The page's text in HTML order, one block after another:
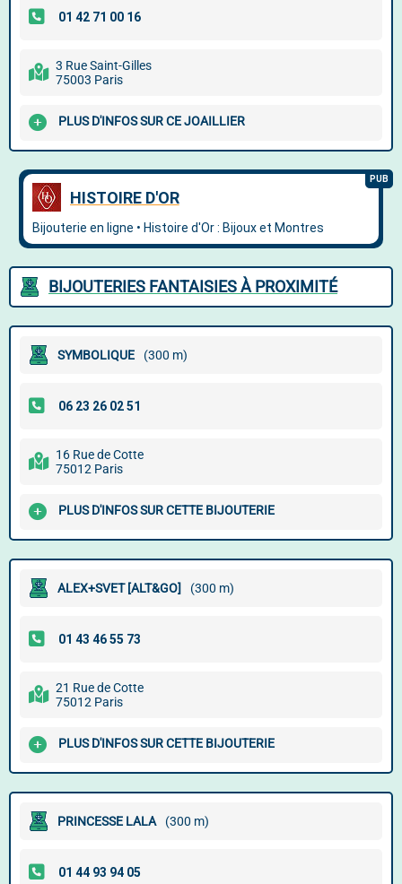
3 Rue Saint-Gilles
75003 Paris
PLUS D'INFOS SUR CE JOAILLIER
BIJOUTERIES FANTAISIES À PROXIMITÉ
SYMBOLIQUE (300 m)
16 Rue de Cotte
75012 Paris
PLUS D'INFOS SUR CETTE BIJOUTERIE
ALEX+SVET [ALT&GO] (300 m)
21 Rue de Cotte
75012 Paris
PLUS D'INFOS SUR CETTE BIJOUTERIE
PRINCESSE LALA (300 m)